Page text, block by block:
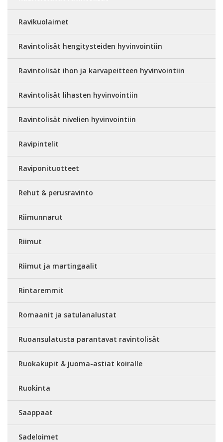
Ravikuolaimet
Ravintolisät hengitysteiden hyvinvointiin
Ravintolisät ihon ja karvapeitteen hyvinvointiin
Ravintolisät lihasten hyvinvointiin
Ravintolisät nivelien hyvinvointiin
Ravipintelit
Raviponituotteet
Rehut & perusravinto
Riimunnarut
Riimut
Riimut ja martingaalit
Rintaremmit
Romaanit ja satulanalustat
Ruoansulatusta parantavat ravintolisät
Ruokakupit & juoma-astiat koiralle
Ruokinta
Saappaat
Sadeloimet